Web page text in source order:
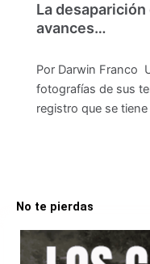
La
avances…
Por Darwin Franco
fotografías de sus
registro que se
No te pierdas